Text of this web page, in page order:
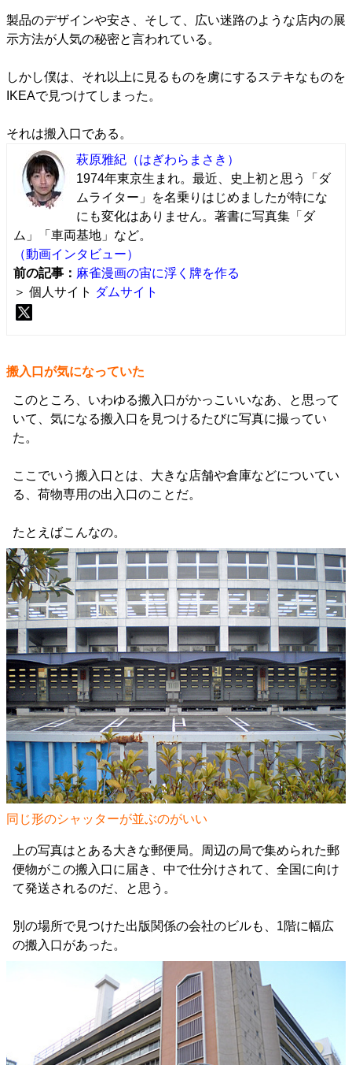
製品のデザインや安さ、そして、広い迷路のような店内の展
示方法が人気の秘密と言われている。
しかし僕は、それ以上に見るものを虜にするステキなものを
IKEAで見つけてしまった。
それは搬入口である。
萩原雅紀 （はぎわらまさき）
1974年東京生まれ。最近、史上初と思う「ダ
ムライター」を名乗りはじめましたが特にな
にも変化はありません。著書に写真集「ダ
ム」「車両基地」など。
（動画インタビュー）
前の記事： 麻雀漫画の宙に浮く牌を作る
＞ 個人サイト ダムサイト
搬入口が気になっていた
このところ、いわゆる搬入口がかっこいいなあ、と思って
いて、気になる搬入口を見つけるたびに写真に撮ってい
た。
ここでいう搬入口とは、大きな店舗や倉庫などについてい
る、荷物専用の出入口のことだ。
たとえばこんなの。
同じ形のシャッターが並ぶのがいい
上の写真はとある大きな郵便局。周辺の局で集められた郵
便物がこの搬入口に届き、中で仕分けされて、全国に向け
て発送されるのだ、と思う。
別の場所で見つけた出版関係の会社のビルも、1階に幅広
の搬入口があった。